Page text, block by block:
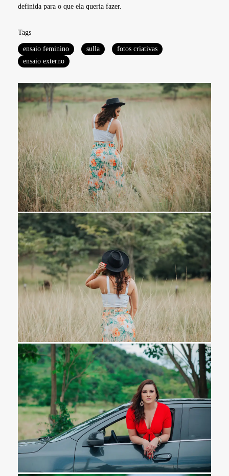
definida para o que ela queria fazer.
Tags
ensaio feminino sulla
fotos criativas
ensaio externo